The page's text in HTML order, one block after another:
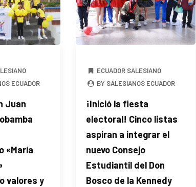
ECUADOR
Juan
«María
valores y
ECUADOR SALESIANO
BY SALESIANOS ECUADOR
¡Inició la fiesta
electoral! Cinco listas
aspiran a integrar el
nuevo Consejo
Estudiantil del Don
Bosco de la Kennedy